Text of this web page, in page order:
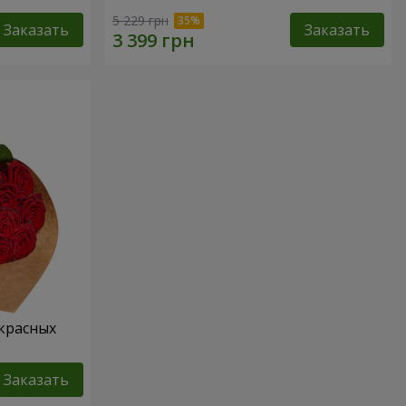
Заказать 5 229 грн Заказать
Заказать